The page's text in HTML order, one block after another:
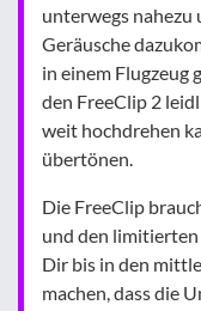
unterwegs nahezu
Geräusche
in einem
den FreeClip 2
weit hochdrehen
übertönen.
Die FreeClip
und den limitierten
Dir bis in den
machen, dass die